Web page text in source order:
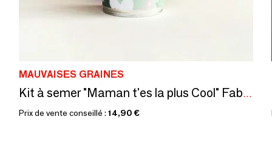
MAUVAISES GRAINES
Kit à semer "Maman t'es la plus Cool" Fabriqué en France
Prix de vente conseillé : 14,90 €